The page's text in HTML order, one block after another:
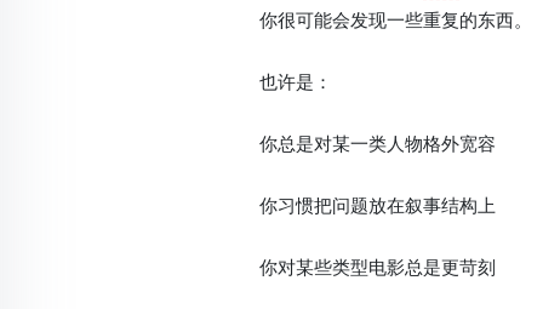
你很可能会发现一些重复的东西。
也许是：
你总是对某一类人物格外宽容
你习惯把问题放在叙事结构上
你对某些类型电影总是更苛刻